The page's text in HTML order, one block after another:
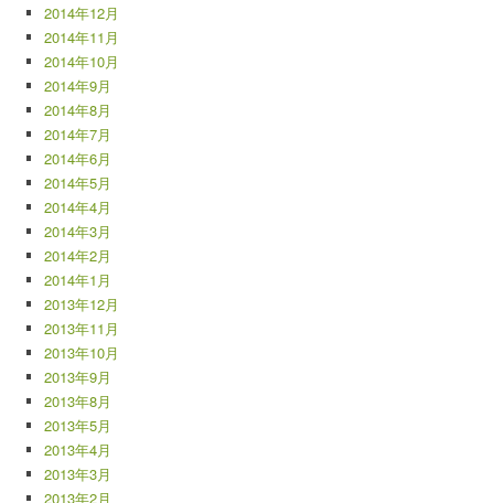
2014年12月
2014年11月
2014年10月
2014年9月
2014年8月
2014年7月
2014年6月
2014年5月
2014年4月
2014年3月
2014年2月
2014年1月
2013年12月
2013年11月
2013年10月
2013年9月
2013年8月
2013年5月
2013年4月
2013年3月
2013年2月